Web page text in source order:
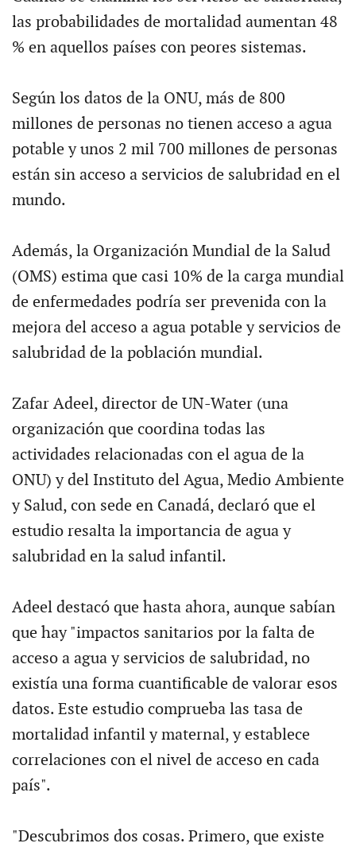
las probabilidades de mortalidad aumentan 48
% en aquellos países con peores sistemas.
Según los datos de la ONU, más de 800
millones de personas no tienen acceso a agua
potable y unos 2 mil 700 millones de personas
están sin acceso a servicios de salubridad en el
mundo.
Además, la Organización Mundial de la Salud
(OMS) estima que casi 10% de la carga mundial
de enfermedades podría ser prevenida con la
mejora del acceso a agua potable y servicios de
salubridad de la población mundial.
Zafar Adeel, director de UN-Water (una
organización que coordina todas las
actividades relacionadas con el agua de la
ONU) y del Instituto del Agua, Medio Ambiente
y Salud, con sede en Canadá, declaró que el
estudio resalta la importancia de agua y
salubridad en la salud infantil.
Adeel destacó que hasta ahora, aunque sabían
que hay "impactos sanitarios por la falta de
acceso a agua y servicios de salubridad, no
existía una forma cuantificable de valorar esos
datos. Este estudio comprueba las tasa de
mortalidad infantil y maternal, y establece
correlaciones con el nivel de acceso en cada
país".
"Descubrimos dos cosas. Primero, que existe